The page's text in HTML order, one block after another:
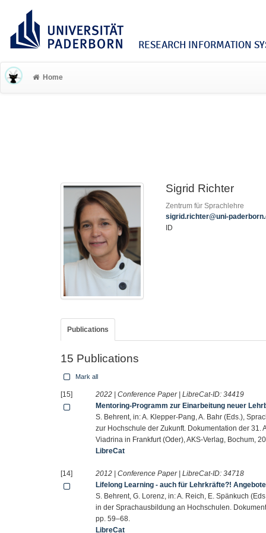
RESEARCH INFORMATION
Home
Sigrid Richter
Zentrum für Sprachlehre
sigrid.richter@uni-
ID
Publications
15 Publications
Mark all
[15] 2022 | Conference Paper | LibreCat-ID:34419
Mentoring-Programm zur Einarbeitung neuer
S. Behrent, in: A. Klepper-Pang, A. Bahr (Eds.),
zur Hochschule der Zukunft. Dokumentation der
Viadrina in Frankfurt (Oder), AKS-Verlag, Bochum,
LibreCat
[14] 2012 | Conference Paper | LibreCat-ID:34718
Lifelong Learning - auch für Lehrkräfte?!
S. Behrent, G. Lorenz, in: A. Reich, E. Spänkuch
in der Sprachausbildung an Hochschulen.
pp. 59–68.
LibreCat